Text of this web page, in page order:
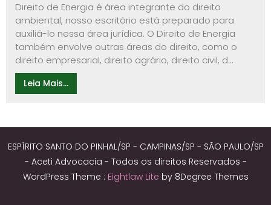
Direito de Energia é área integrante do direito
ambiental, nosso escritório está preparado para
auxiliá-lo nessa área jurídica. O Direito de Energia
também envolve outras áreas do direito, como o
direito empresarial, direito agrário, direito civil, d...
Leia Mais...
ESPÍRITO SANTO DO PINHAL/SP - CAMPINAS/SP - SÃO PAULO/SP
- Aceti Advocacia - Todos os direitos Reservados -
WordPress Theme : Eightlaw Lite by 8Degree Themes